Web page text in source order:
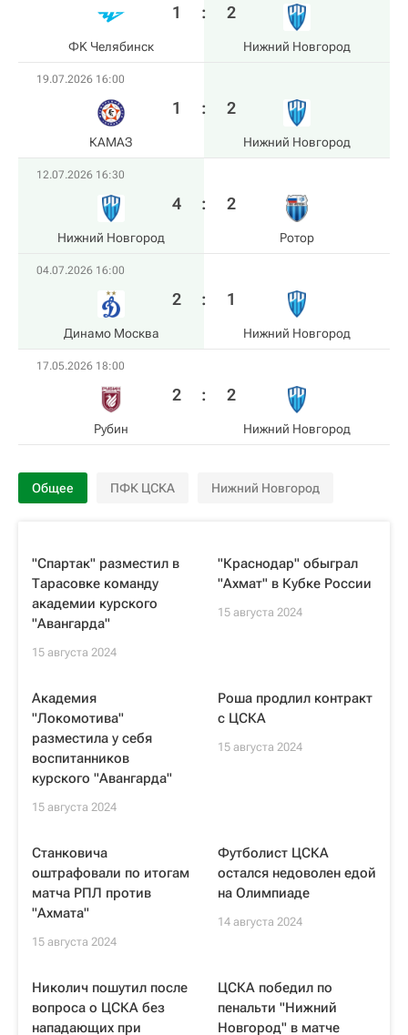
ФK Челябинск
1 : 2
Нижний Новгород
19.07.2026 16:00
КАМАЗ
1 : 2
Нижний Новгород
12.07.2026 16:30
Нижний Новгород
4 : 2
Ротор
04.07.2026 16:00
Динамо Москва
2 : 1
Нижний Новгород
17.05.2026 18:00
Рубин
2 : 2
Нижний Новгород
Общее ПФК ЦСКА Нижний Новгород
"Спартак" разместил в
Тарасовке команду
академии курского
"Авангарда"
15 августа 2024
"Краснодар" обыграл
"Ахмат" в Кубке России
15 августа 2024
Академия
"Локомотива"
разместила у себя
воспитанников
курского "Авангарда"
15 августа 2024
Роша продлил контракт
с ЦСКА
15 августа 2024
Станковича
оштрафовали по итогам
матча РПЛ против
"Ахмата"
15 августа 2024
Футболист ЦСКА
остался недоволен едой
на Олимпиаде
14 августа 2024
Николич пошутил после
вопроса о ЦСКА без
нападающих при
ЦСКА победил по
пенальти "Нижний
Новгород" в матче